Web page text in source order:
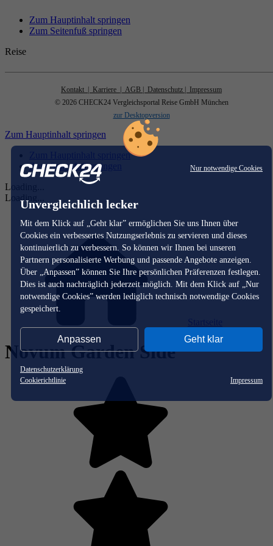
Nur notwendige Cookies
Unvergleichlich lecker
Mit dem Klick auf „Geht klar” ermöglichen Sie uns Ihnen über
Cookies ein verbessertes Nutzungserlebnis zu servieren und dieses
kontinuierlich zu verbessern. So können wir Ihnen bei unseren
Partnern personalisierte Werbung und passende Angebote anzeigen.
Über „Anpassen” können Sie Ihre persönlichen Präferenzen festlegen.
Dies ist auch nachträglich jederzeit möglich. Mit dem Klick auf „Nur
notwendige Cookies” werden lediglich technisch notwendige Cookies
gespeichert.
Anpassen Geht klar
Datenschutzerklärung
Cookierichtlinie
Impressum
Zum Hauptinhalt springen
Zum Seitenfuß springen
Reise
Kontakt | Karriere | AGB | Datenschutz
| Impressum
© 2026 CHECK24 Vergleichsportal Reise GmbH München
zur Desktopversion
Zum Hauptinhalt springen
Zum Hauptinhalt springen
Zum Seitenfuß springen
Loading...
Loading...
Novum Garden Side